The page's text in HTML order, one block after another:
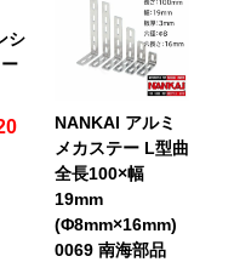
シ
NANKAI アルミ
メカステー L型曲
全長100×幅
19mm
(Φ8mm×16mm)
0069 南海部品